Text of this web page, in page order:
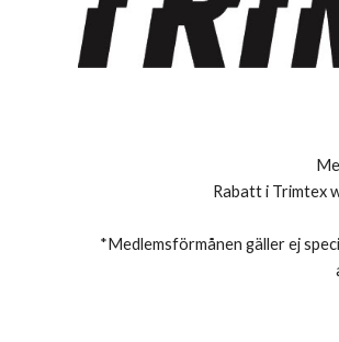
Rabatt i Trimtex
*Medlemsförmånen gäller ej